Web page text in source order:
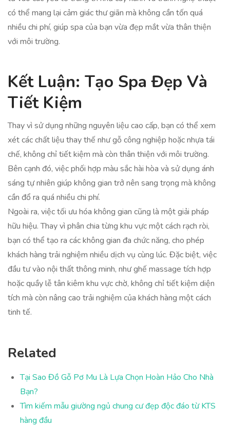
có thể mang lại cảm giác thư giãn mà không cần tốn quá
nhiều chi phí, giúp spa của bạn vừa đẹp mắt vừa thân thiện
với môi trường.
Kết Luận: Tạo Spa Đẹp Và
Tiết Kiệm
Thay vì sử dụng những nguyên liệu cao cấp, bạn có thể xem
xét các chất liệu thay thế như gỗ công nghiệp hoặc nhựa tái
chế, không chỉ tiết kiệm mà còn thân thiện với môi trường.
Bên cạnh đó, việc phối hợp màu sắc hài hòa và sử dụng ánh
sáng tự nhiên giúp không gian trở nên sang trọng mà không
cần đổ ra quá nhiều chi phí.
Ngoài ra, việc tối ưu hóa không gian cũng là một giải pháp
hữu hiệu. Thay vì phân chia từng khu vực một cách rạch ròi,
bạn có thể tạo ra các không gian đa chức năng, cho phép
khách hàng trải nghiệm nhiều dịch vụ cùng lúc. Đặc biệt, việc
đầu tư vào nội thất thông minh, như ghế massage tích hợp
hoặc quầy lễ tân kiêm khu vực chờ, không chỉ tiết kiệm diện
tích mà còn nâng cao trải nghiệm của khách hàng một cách
tinh tế.
Related
Tại Sao Đồ Gỗ Pơ Mu Là Lựa Chọn Hoàn Hảo Cho Nhà
Bạn?
Tìm kiếm mẫu giường ngủ chung cư đẹp độc đáo từ KTS
hàng đầu